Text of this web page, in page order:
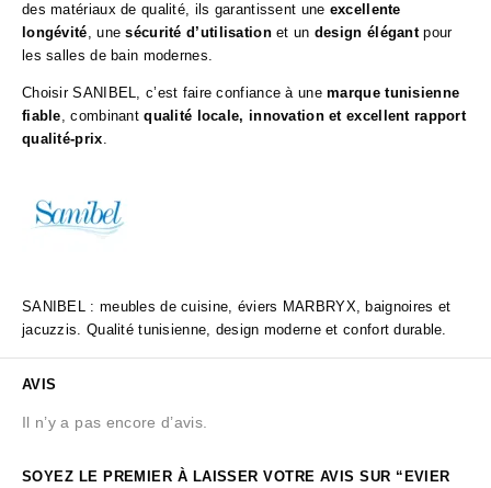
des matériaux de qualité, ils garantissent une excellente
longévité, unesécurité d’utilisationet un design élégantpour
les salles de bain modernes.
Choisir SANIBEL, c’est faire confiance à unemarque tunisienne
fiable, combinantqualité locale, innovation et excellent rapport
qualité-prix.
SANIBEL : meubles de cuisine, éviers MARBRYX, baignoires et
jacuzzis. Qualité tunisienne, design moderne et confort durable.
AVIS
Il n’y a pas encore d’avis.
SOYEZ LE PREMIER À LAISSER VOTRE AVIS SUR “EVIER